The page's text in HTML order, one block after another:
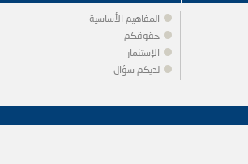
المفاهيم الأساسية
حقوقكم
الإستثمار
لديكم سؤال